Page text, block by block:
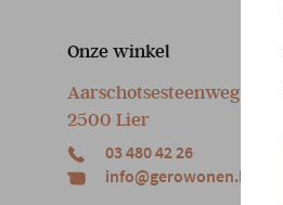
Onze winkel
Aarschotsesteenweg 151
2500 Lier
03 480 42 26
info@gerowonen.be